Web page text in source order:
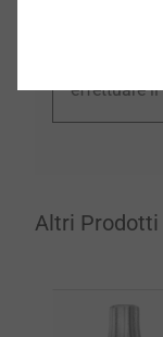
effettuare
Altri Prodotti